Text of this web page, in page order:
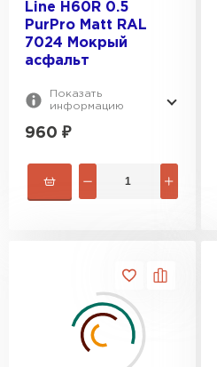
Line H60R 0.5
PurPro Matt RAL
7024 Мокрый
асфальт
Показать
информацию
960 ₽